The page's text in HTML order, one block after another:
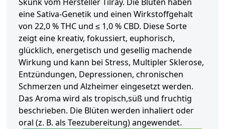
eine Sativa-Genetik und einen Wirkstoffgehalt
von 22,0 % THC und ≤ 1,0 % CBD. Diese Sorte
zeigt eine kreativ, fokussiert, euphorisch,
glücklich, energetisch und gesellig machende
Wirkung und kann bei Stress, Multipler Sklerose,
Entzündungen, Depressionen, chronischen
Schmerzen und Alzheimer eingesetzt werden.
Das Aroma wird als tropisch,süß und fruchtig
beschrieben. Die Blüten werden inhaliert oder
oral (z. B. als Teezubereitung) angewendet.